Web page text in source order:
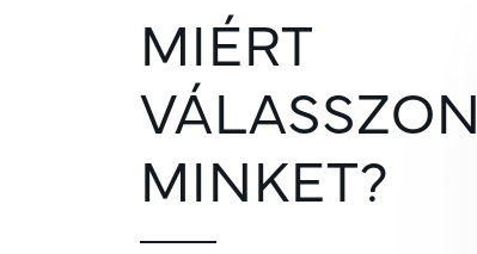
MIÉRT
VÁLASSZON
MINKET?